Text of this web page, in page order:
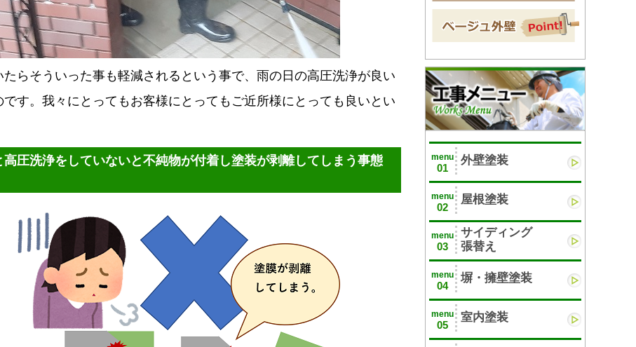
たらそういった事も軽減されるという事で、雨の日の高圧洗浄が良い
です。我々にとってもお客様にとってもご近所様にとっても良いとい
高圧洗浄をしていないと不純物が付着し塗装が剥離してしまう事態
menu
01
外壁塗装
menu
02
屋根塗装
menu
03
サイディング
張替え
menu
04
塀・擁壁塗装
menu
05
室内塗装